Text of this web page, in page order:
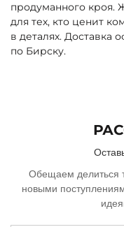
продуманного кроя.
для тех, кто ценит
в деталях. Доставка
по Бирску.
Обещаем делиться
новыми